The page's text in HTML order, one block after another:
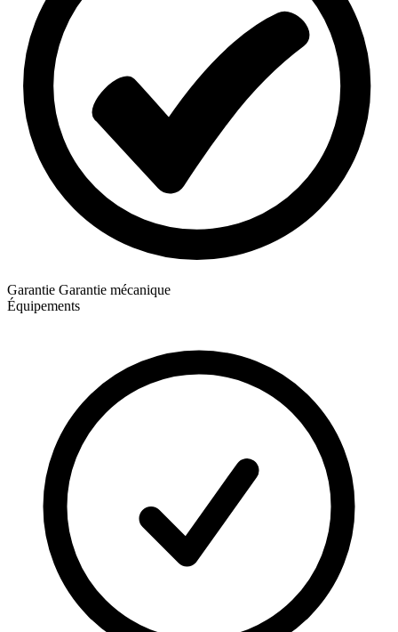
Garantie Garantie mécanique
Équipements